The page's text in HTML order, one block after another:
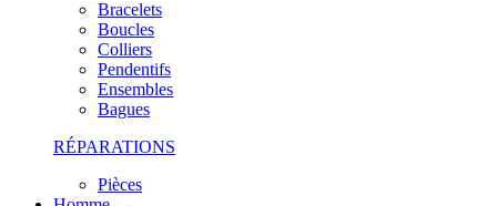
Bracelets
Boucles
Colliers
Pendentifs
Ensembles
Bagues
RÉPARATIONS
Pièces